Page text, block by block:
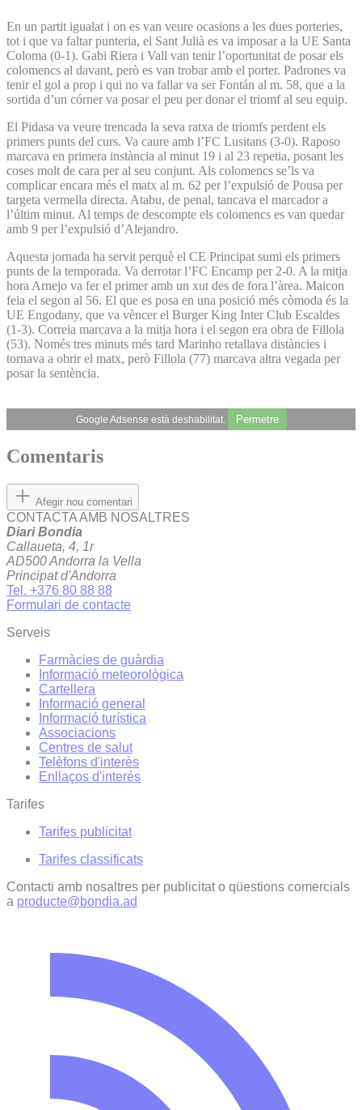
En un partit igualat i on es van veure ocasions a les dues porteries,
tot i que va faltar punteria, el Sant Julià es va imposar a la UE Santa
Coloma (0-1). Gabi Riera i Vall van tenir l’oportunitat de posar els
colomencs al davant, però es van trobar amb el porter. Padrones va
tenir el gol a prop i qui no va fallar va ser Fontán al m. 58, que a la
sortida d’un córner va posar el peu per donar el triomf al seu equip.
El Pidasa va veure trencada la seva ratxa de triomfs perdent els
primers punts del curs. Va caure amb l’FC Lusitans (3-0). Raposo
marcava en primera instància al minut 19 i al 23 repetia, posant les
coses molt de cara per al seu conjunt. Als colomencs se’ls va
complicar encara més el matx al m. 62 per l’expulsió de Pousa per
targeta vermella directa. Atabu, de penal, tancava el marcador a
l’últim minut. Al temps de descompte els colomencs es van quedar
amb 9 per l’expulsió d’Alejandro.
Aquesta jornada ha servit perquè el CE Principat sumi els primers
punts de la temporada. Va derrotar l’FC Encamp per 2-0. A la mitja
hora Arnejo va fer el primer amb un xut des de fora l’àrea. Maicon
feia el segon al 56. El que es posa en una posició més còmoda és la
UE Engodany, que va vèncer el Burger King Inter Club Escaldes
(1-3). Correia marcava a la mitja hora i el segon era obra de Fillola
(53). Només tres minuts més tard Marinho retallava distàncies i
tornava a obrir el matx, però Fillola (77) marcava altra vegada per
posar la sentència.
Google Adsense està deshabilitat. Permetre
Comentaris
Afegir nou comentari
CONTACTA AMB NOSALTRES
Diari Bondia
Callaueta, 4, 1r
AD500 Andorra la Vella
Principat d'Andorra
Tel. +376 80 88 88
Formulari de contacte
Serveis
Farmàcies de guàrdia
Informació meteorològica
Cartellera
Informació general
Informació turística
Associacions
Centres de salut
Telèfons d'interès
Enllaços d'interés
Tarifes
Tarifes publicitat
Tarifes classificats
Contacti amb nosaltres per publicitat o qüestions comercials
a producte@bondia.ad